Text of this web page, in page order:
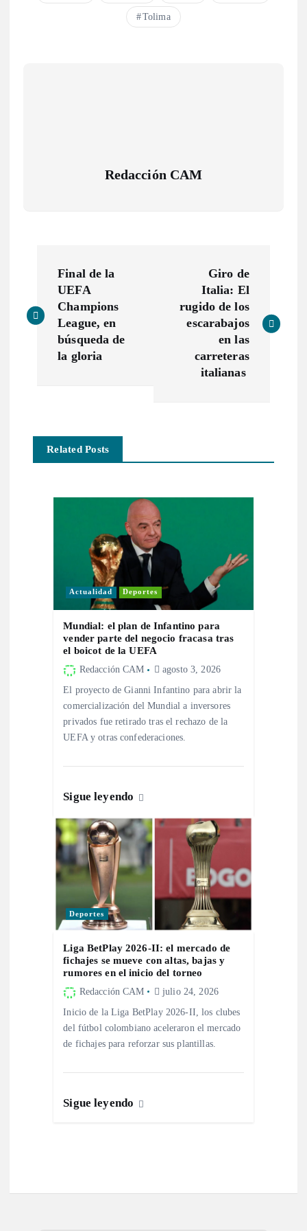
Tolima
Redacción CAM
v
a
c
Final de la
UEFA
Champions
League, en
búsqueda de
la gloria
Giro de
Italia: El
rugido de los
escarabajos
en las
carreteras
italianas
Related Posts
Actualidad Deportes
Mundial: el plan de Infantino para
vender parte del negocio fracasa tras
el boicot de la UEFA
Redacción CAM agosto 3, 2026
El proyecto de Gianni Infantino para abrir la
comercialización del Mundial a inversores
privados fue retirado tras el rechazo de la
UEFA y otras confederaciones.
Sigue leyendo
Deportes
Liga BetPlay 2026-II: el mercado de
fichajes se mueve con altas, bajas y
rumores en el inicio del torneo
Redacción CAM julio 24, 2026
Inicio de la Liga BetPlay 2026-II, los clubes
del fútbol colombiano aceleraron el mercado
de fichajes para reforzar sus plantillas.
Sigue leyendo